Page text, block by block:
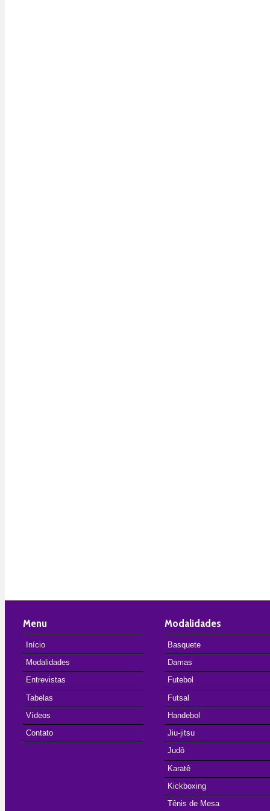
Menu
Início
Modalidades
Entrevistas
Tabelas
Vídeos
Contato
Modalidades
Basquete
Damas
Futebol
Futsal
Handebol
Jiu-jitsu
Judô
Karatê
Kickboxing
Tênis de Mesa